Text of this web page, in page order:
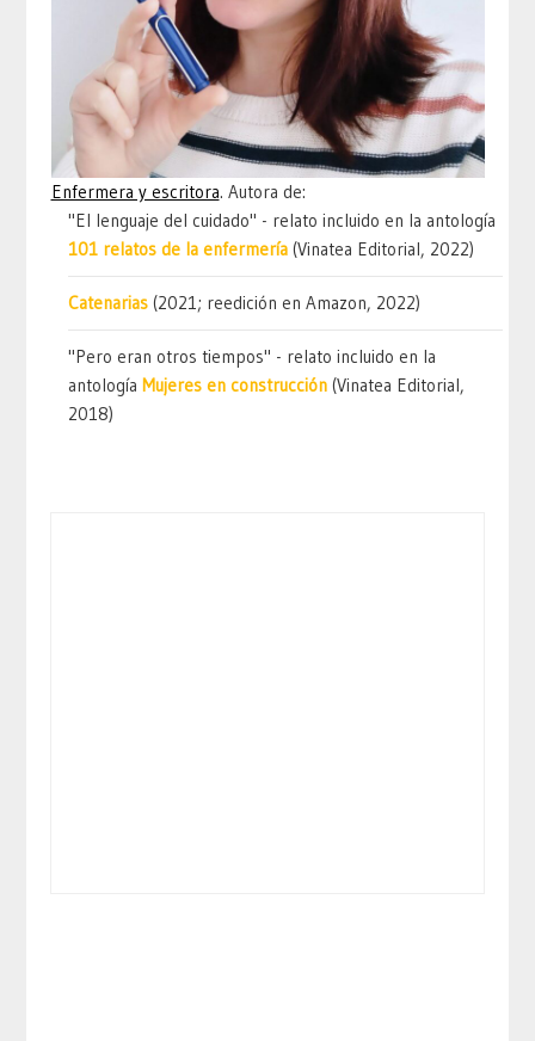
Enfermera y escritora. Autora de:
"El lenguaje del cuidado" - relato incluido en la antología
101 relatos de la enfermería (Vinatea Editorial, 2022)
Catenarias (2021; reedición en Amazon, 2022)
"Pero eran otros tiempos" - relato incluido en la
antología Mujeres en construcción (Vinatea Editorial,
2018)